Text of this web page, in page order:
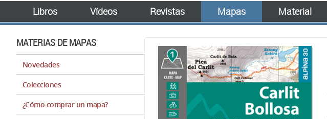
Libros Vídeos Revistas Mapas Material
MATERIAS DE MAPAS
Novedades
Colecciones
¿Cómo comprar un mapa?